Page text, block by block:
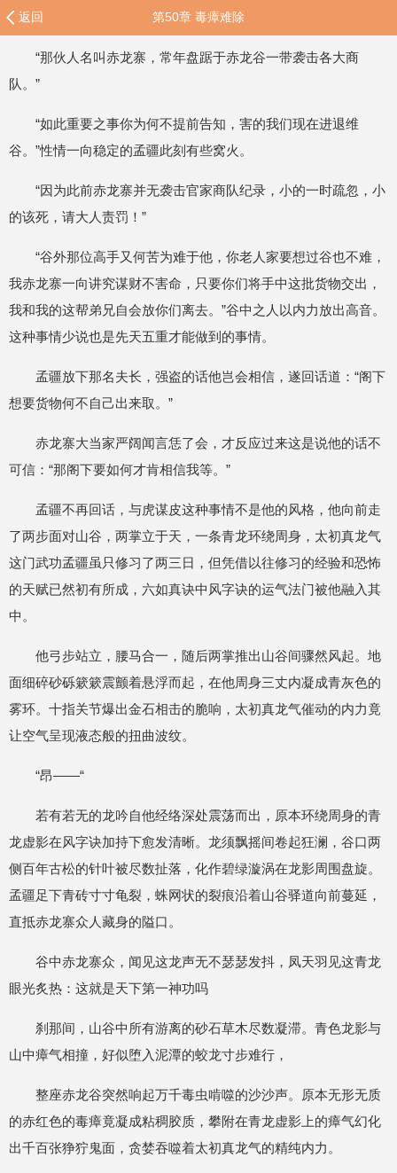
返回 第50章 毒瘴难除
“那伙人名叫赤龙寨，常年盘踞于赤龙谷一带袭击各大商
队。”
“如此重要之事你为何不提前告知，害的我们现在进退维
谷。”性情一向稳定的孟疆此刻有些窝火。
“因为此前赤龙寨并无袭击官家商队纪录，小的一时疏忽，小
的该死，请大人责罚！”
“谷外那位高手又何苦为难于他，你老人家要想过谷也不难，
我赤龙寨一向讲究谋财不害命，只要你们将手中这批货物交出，
我和我的这帮弟兄自会放你们离去。”谷中之人以内力放出高音。
这种事情少说也是先天五重才能做到的事情。
孟疆放下那名夫长，强盗的话他岂会相信，遂回话道：“阁下
想要货物何不自己出来取。”
赤龙寨大当家严阔闻言恁了会，才反应过来这是说他的话不
可信：“那阁下要如何才肯相信我等。”
孟疆不再回话，与虎谋皮这种事情不是他的风格，他向前走
了两步面对山谷，两掌立于天，一条青龙环绕周身，太初真龙气
这门武功孟疆虽只修习了两三日，但凭借以往修习的经验和恐怖
的天赋已然初有所成，六如真诀中风字诀的运气法门被他融入其
中。
他弓步站立，腰马合一，随后两掌推出山谷间骤然风起。地
面细碎砂砾簌簌震颤着悬浮而起，在他周身三丈内凝成青灰色的
雾环。十指关节爆出金石相击的脆响，太初真龙气催动的内力竟
让空气呈现液态般的扭曲波纹。
“昂——“
若有若无的龙吟自他经络深处震荡而出，原本环绕周身的青
龙虚影在风字诀加持下愈发清晰。龙须飘摇间卷起狂澜，谷口两
侧百年古松的针叶被尽数扯落，化作碧绿漩涡在龙影周围盘旋。
孟疆足下青砖寸寸龟裂，蛛网状的裂痕沿着山谷驿道向前蔓延，
直抵赤龙寨众人藏身的隘口。
谷中赤龙寨众，闻见这龙声无不瑟瑟发抖，凤天羽见这青龙
眼光炙热：这就是天下第一神功吗
刹那间，山谷中所有游离的砂石草木尽数凝滞。青色龙影与
山中瘴气相撞，好似堕入泥潭的蛟龙寸步难行，
整座赤龙谷突然响起万千毒虫啃噬的沙沙声。原本无形无质
的赤红色的毒瘴竟凝成粘稠胶质，攀附在青龙虚影上的瘴气幻化
出千百张狰狞鬼面，贪婪吞噬着太初真龙气的精纯内力。